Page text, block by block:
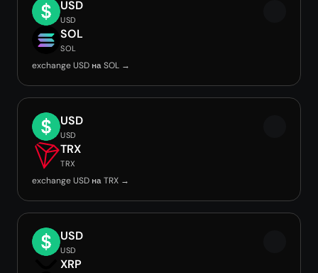
USD
USD
SOL
SOL
exchange USD на SOL →
USD
USD
TRX
TRX
exchange USD на TRX →
USD
USD
XRP